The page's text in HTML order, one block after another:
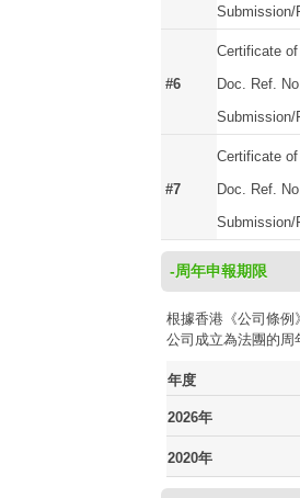
Submission/
#6
Certificate
Doc. Ref.
Submission/
#7
Certificate
Doc. Ref.
Submission/
-周年申報期限
根據香港《公司條例
公司成立為法團的周
年度
2026年
2020年